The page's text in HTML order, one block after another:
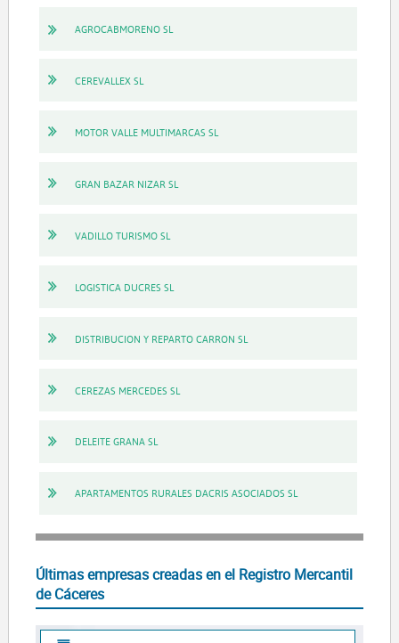
AGROCABMORENO SL
CEREVALLEX SL
MOTOR VALLE MULTIMARCAS SL
GRAN BAZAR NIZAR SL
VADILLO TURISMO SL
LOGISTICA DUCRES SL
DISTRIBUCION Y REPARTO CARRON SL
CEREZAS MERCEDES SL
DELEITE GRANA SL
APARTAMENTOS RURALES DACRIS ASOCIADOS SL
Últimas empresas creadas en el Registro Mercantil
de Cáceres